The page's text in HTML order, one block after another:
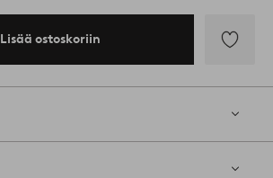
Lisää ostoskoriin